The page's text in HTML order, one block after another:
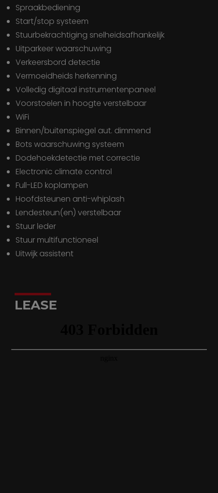
Spraakbediening
Start/stop systeem
Stuurbekrachtiging snelheidsafhankelijk
Uitparkeer waarschuwing
Verkeersbord detectie
Vermoeidheids herkenning
Volledig digitaal instrumentenpaneel
Voorstoelen in hoogte verstelbaar
WiFi
binnen/buitenspiegel aut. dimmend
bots waarschuwing systeem
dodehoekdetectie met correctie
electronic climate control
full-LED koplampen
hoofdsteunen anti-whiplash
lendesteun(en) verstelbaar
stuur leder
stuur multifunctioneel
uitwijk assistent
LEASE